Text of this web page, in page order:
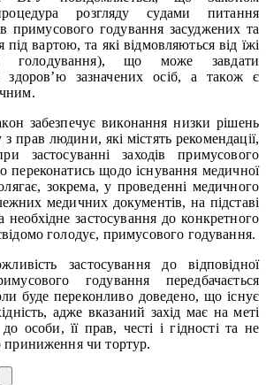
розгляду судами питання
примусового годування засуджених та
під вартою, та які відмовляються від їжі
голодування), що може завдати
здоров’ю зазначених осіб, а також є
забезпечує виконання низки рішень
прав людини, які містять рекомендації,
застосуванні заходів примусового
переконатись щодо існування медичної
зокрема, у проведенні медичного
медичних документів, на підставі
необхідне застосування до конкретного
голодує, примусового годування.
застосування до відповідної
годування передбачається
буде переконливо доведено, що існує
адже вказаний захід має на меті
особи, її прав, честі і гідності та не
приниження чи тортур.